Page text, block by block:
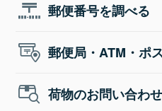
郵便番号を調べる
郵便局・ATM・ポ
荷物のお問い合わせ